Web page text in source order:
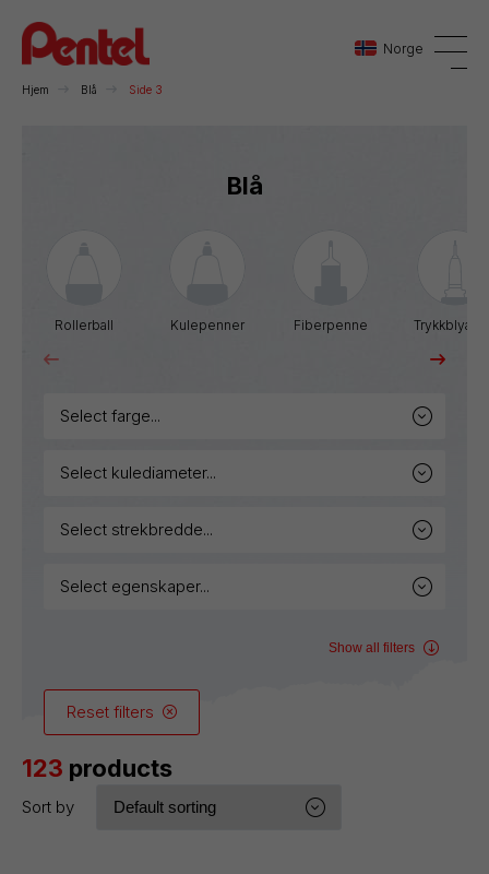
Norge
Hjem Blå Side 3
Blå
Rollerball Kulepenner Fiberpenne
select farge...
select kulediameter...
select strekbredde...
select egenskaper...
Show all filters
Reset filters
123 products
Sort by